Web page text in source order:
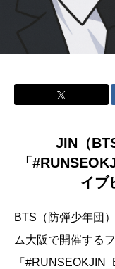
JIN（
「
イブ
BTS（防弾少年団
ム大阪で開催する
「